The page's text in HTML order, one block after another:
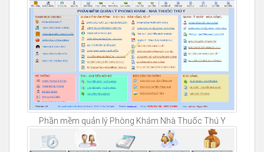
Phần mềm quản lý Phòng Khám Nhà Thuốc Thú Y